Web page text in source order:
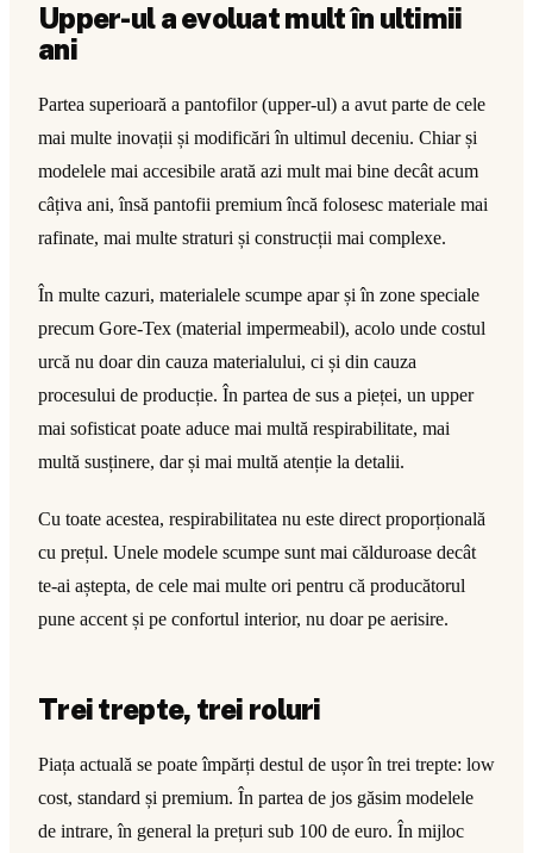
Upper-ul a evoluat mult în ultimii
ani
Partea superioară a pantofilor (upper-ul) a avut parte de cele
mai multe inovații și modificări în ultimul deceniu. Chiar și
modelele mai accesibile arată azi mult mai bine decât acum
câțiva ani, însă pantofii premium încă folosesc materiale mai
rafinate, mai multe straturi și construcții mai complexe.
În multe cazuri, materialele scumpe apar și în zone speciale
precum Gore-Tex (material impermeabil), acolo unde costul
urcă nu doar din cauza materialului, ci și din cauza
procesului de producție. În partea de sus a pieței, un upper
mai sofisticat poate aduce mai multă respirabilitate, mai
multă susținere, dar și mai multă atenție la detalii.
Cu toate acestea, respirabilitatea nu este direct proporțională
cu prețul. Unele modele scumpe sunt mai călduroase decât
te-ai aștepta, de cele mai multe ori pentru că producătorul
pune accent și pe confortul interior, nu doar pe aerisire.
Trei trepte, trei roluri
Piața actuală se poate împărți destul de ușor în trei trepte: low
cost, standard și premium. În partea de jos găsim modelele
de intrare, în general la prețuri sub 100 de euro. În mijloc